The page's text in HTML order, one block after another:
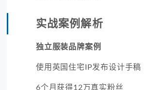
实战案例解析
独立服装品牌案例
使用英国住宅IP发布设计手稿
6个月获得12万真实粉丝